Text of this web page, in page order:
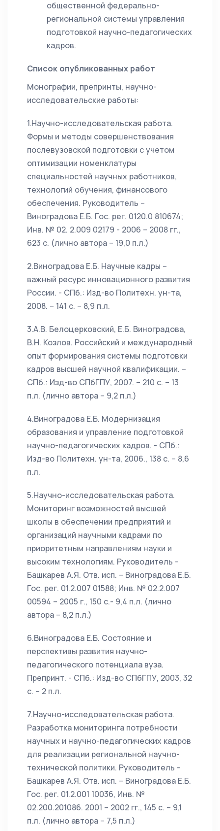
общественной федерально-
региональной системы управления
подготовкой научно-педагогических
кадров.
Список опубликованных работ
Монографии, препринты, научно-
исследовательские работы:
1.Научно-исследовательская работа.
Формы и методы совершенствования
послевузовской подготовки с учетом
оптимизации номенклатуры
специальностей научных работников,
технологий обучения, финансового
обеспечения. Руководитель –
Виноградова Е.Б. Гос. рег. 0120.0 810674;
Инв. № 02. 2.009 02179 - 2006 – 2008 гг.,
623 с. (лично автора – 19,0 п.л.)
2.Виноградова Е.Б. Научные кадры –
важный ресурс инновационного развития
России. - СПб.: Изд-во Политехн. ун-та,
2008. – 141 с. – 8,9 п.л.
3.А.В. Белоцерковский, Е.Б. Виноградова,
В.Н. Козлов. Российский и международный
опыт формирования системы подготовки
кадров высшей научной квалификации. –
СПб.: Изд-во СПбГПУ, 2007. – 210 с. – 13
п.л. (лично автора – 9,2 п.л.)
4.Виноградова Е.Б. Модернизация
образования и управление подготовкой
научно-педагогических кадров. - СПб.:
Изд-во Политехн. ун-та, 2006., 138 с. – 8,6
п.л.
5.Научно-исследовательская работа.
Мониторинг возможностей высшей
школы в обеспечении предприятий и
организаций научными кадрами по
приоритетным направлениям науки и
высоким технологиям. Руководитель -
Башкарев А.Я. Отв. исп. – Виноградова Е.Б.
Гос. рег. 01.2.007 01588; Инв. № 02.2.007
00594 – 2005 г., 150 с.- 9,4 п.л. (лично
автора – 8,2 п.л.)
6.Виноградова Е.Б. Состояние и
перспективы развития научно-
педагогического потенциала вуза.
Препринт. - СПб.: Изд-во СПбГПУ, 2003, 32
с. – 2 п.л.
7.Научно-исследовательская работа.
Разработка мониторинга потребности
научных и научно-педагогических кадров
для реализации региональной научно-
технической политики. Руководитель -
Башкарев А.Я. Отв. исп. – Виноградова Е.Б.
Гос. рег. 01.2.001 10036, Инв. №
02.200.201086. 2001 – 2002 гг., 145 с. – 9,1
п.л. (лично автора – 7,5 п.л.)